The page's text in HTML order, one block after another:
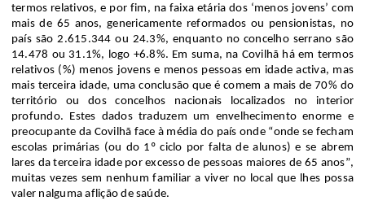
termos relativos, e por fim, na faixa etária dos ‘menos jovens’ com
mais de 65 anos, genericamente reformados ou pensionistas, no
país são 2.615.344 ou 24.3%, enquanto no concelho serranosão
14.478 ou 31.1%, logo +6.8%. Em suma, na Covilhã há em termos
relativos (%) menos jovens e menos pessoas em idadeactiva, mas
mais terceira idade, uma conclusão que é comem a mais de 70% do
território ou dos concelhos nacionais localizados no interior
profundo. Estes dados traduzem um envelhecimento enorme e
preocupante da Covilhã face à média do paísonde“onde se fecham
escolas primárias (ou do 1º ciclo por falta de alunos) e se abrem
lares da terceira idade por excesso de pessoas maiores de 65 anos”,
muitas vezes sem nenhum familiar a viver no local que lhes possa
valer nalguma aflição de saúde.